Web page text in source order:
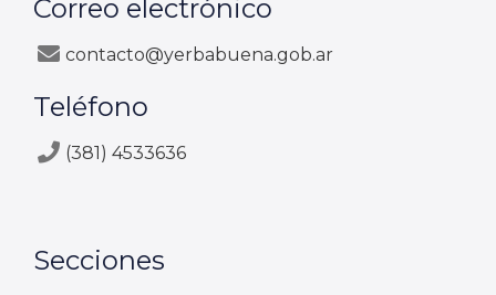
Correo electrónico
contacto@yerbabuena.gob.ar
Teléfono
(381) 4533636
Secciones